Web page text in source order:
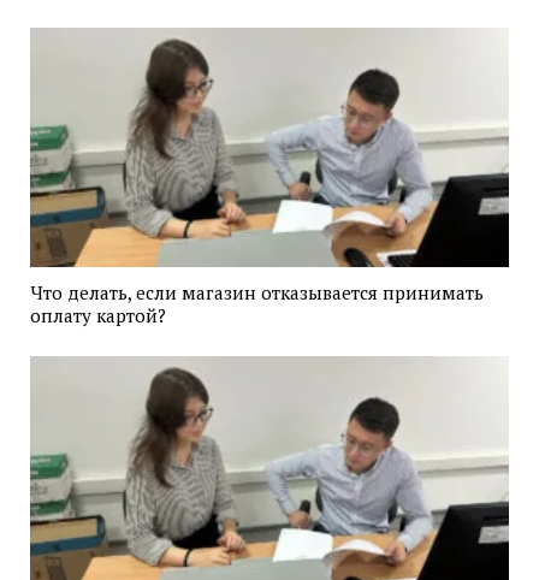
Что делать, если магазин отказывается принимать
оплату картой?